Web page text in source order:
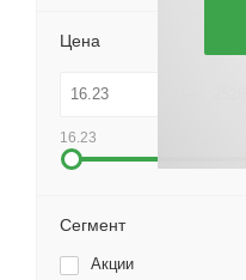
Цена
16.23
Сегмент
Акции